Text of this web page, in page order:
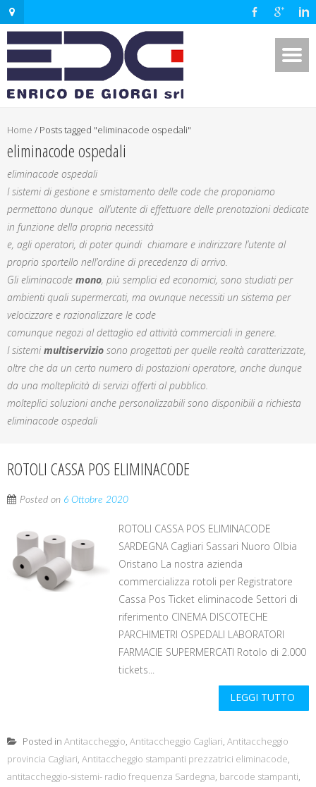
Home / Posts tagged "eliminacode ospedali"
eliminacode ospedali
eliminacode ospedali
I sistemi di gestione e smistamento delle code che proponiamo
permettono dunque all’utente di effettuare delle prenotazioni dedicate
in funzione della propria necessità
e, agli operatori, di poter quindi chiamare e indirizzare l’utente al
proprio sportello nell’ordine di precedenza di arrivo.
Gli eliminacode mono, più semplici ed economici, sono studiati per
ambienti quali supermercati, ma ovunque necessiti un sistema per
velocizzare e razionalizzare le code
comunque negozi al dettaglio ed attività commerciali in genere.
I sistemi multiservizio sono progettati per quelle realtà caratterizzate,
oltre che da un certo numero di postazioni operatore, anche dunque
da una molteplicità di servizi offerti al pubblico.
molteplici soluzioni anche personalizzabili sono disponibili a richiesta
eliminacode ospedali
ROTOLI CASSA POS ELIMINACODE
Posted on 6 Ottobre 2020
ROTOLI CASSA POS ELIMINACODE
SARDEGNA Cagliari Sassari Nuoro Olbia
Oristano La nostra azienda
commercializza rotoli per Registratore
Cassa Pos Ticket eliminacode Settori di
riferimento CINEMA DISCOTECHE
PARCHIMETRI OSPEDALI LABORATORI
FARMACIE SUPERMERCATI Rotolo di 2.000
tickets...
LEGGI TUTTO
Posted in Antitaccheggio, Antitaccheggio Cagliari, Antitaccheggio
provincia Cagliari, Antitaccheggio stampanti prezzatrici eliminacode,
antitaccheggio-sistemi- radio frequenza Sardegna, barcode stampanti,